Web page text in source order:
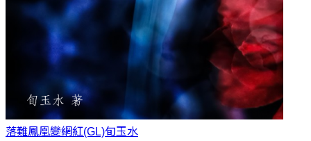
落難鳳凰變網紅(GL)旬玉水